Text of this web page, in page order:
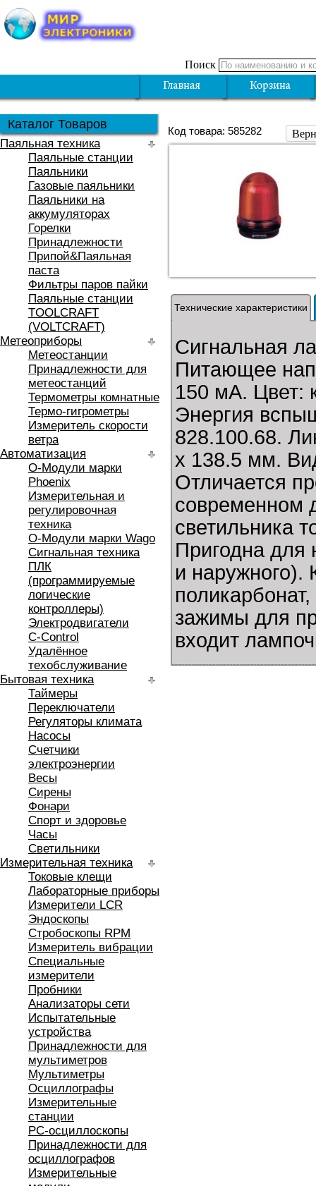
Поиск
Каталог Товаров
Паяльная техника
Паяльные станции
Паяльники
Газовые паяльники
Паяльники на
аккумуляторах
Горелки
Принадлежности
Припой&Паяльная
паста
Фильтры паров пайки
Паяльные станции
TOOLCRAFT
(VOLTCRAFT)
Метеоприборы
Метеостанции
Принадлежности для
метеостанций
Термометры комнатные
Термо-гигрометры
Измеритель скорости
ветра
Автоматизация
O-Модули марки
Phoenix
Измерительная и
регулировочная
техника
O-Модули марки Wago
Сигнальная техника
ПЛК
(программируемые
логические
контроллеры)
Электродвигатели
C-Control
Удалённое
техобслуживание
Бытовая техника
Таймеры
Переключатели
Регуляторы климата
Насосы
Счетчики
электроэнергии
Весы
Сирены
Фонари
Спорт и здоровье
Часы
Светильники
Измерительная техника
Токовые клещи
Лабораторные приборы
Измерители LCR
Эндоскопы
Стробоскопы RPM
Измеритель вибрации
Специальные
измерители
Пробники
Анализаторы сети
Испытательные
устройства
Принадлежности для
мультиметров
Мультиметры
Осциллографы
Измерительные
станции
РС-осциллоскопы
Принадлежности для
осциллографов
Измерительные
Код товара: 585282
Технические характеристики
Сигнальная
Питающее
150 мА. Цвет:
Энергия
828.100.68.
x 138.5 мм.
Отличается
современном
светильника
Пригодна для
и наружного).
зажимы для
входит